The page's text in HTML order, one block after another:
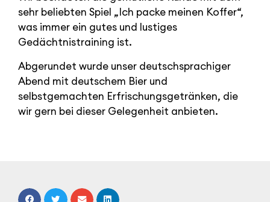
sehr beliebten Spiel „Ich packe meinen Koffer“,
was immer ein gutes und lustiges
Gedächtnistraining ist.
Abgerundet wurde unser deutschsprachiger
Abend mit deutschem Bier und
selbstgemachten Erfrischungsgetränken, die
wir gern bei dieser Gelegenheit anbieten.